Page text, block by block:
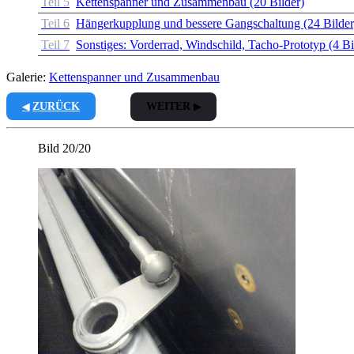
Teil 6 Hängerkupplung und bessere Gangschaltung (24
Teil 7 Sonstiges: Vorderrad, Windschild, Tacho-Prototyp (4
Galerie: Kettenspanner und Zusammenbau
ZURÜCK WEITER
Bild 20/20